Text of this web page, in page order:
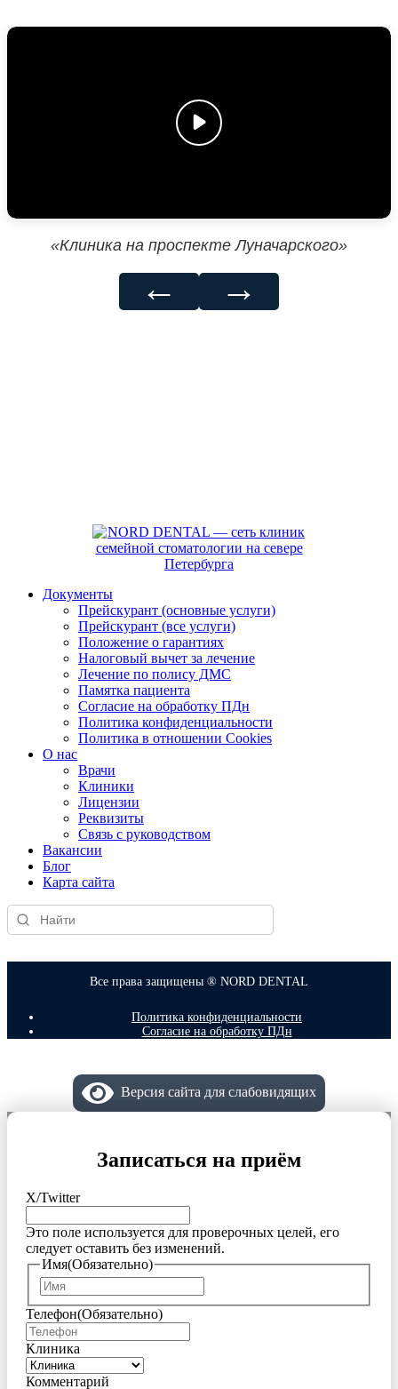
«Клиника на проспекте Луначарского»
← →
Документы
Прейскурант (основные услуги)
Прейскурант (все услуги)
Положение о гарантиях
Налоговый вычет за лечение
Лечение по полису ДМС
Памятка пациента
Согласие на обработку ПДн
Политика конфиденциальности
Политика в отношении Cookies
О нас
Врачи
Клиники
Лицензии
Реквизиты
Связь с руководством
Вакансии
Блог
Карта сайта
Все права защищены ® NORD DENTAL
Политика конфиденциальности
Согласие на обработку ПДн
Версия сайта для слабовидящих
Записаться на приём
X/Twitter
Это поле используется для проверочных целей, его
следует оставить без изменений.
Имя(Обязательно)
Телефон(Обязательно)
Клиника
Комментарий